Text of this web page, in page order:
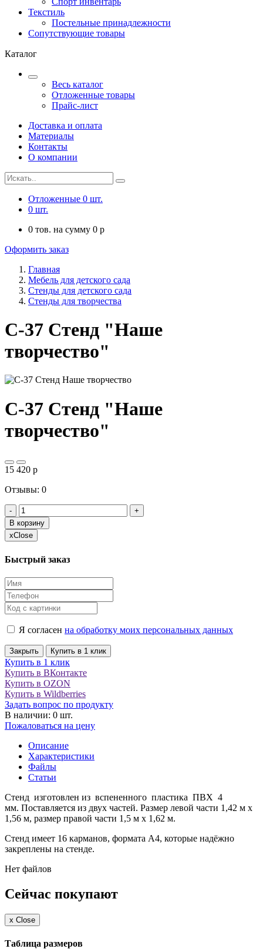
Текстиль
Постельные принадлежности
Сопутствующие товары
Каталог
Весь каталог
Отложенные товары
Прайс-лист
Доставка и оплата
Материалы
Контакты
О компании
Отложенные 0 шт.
0 шт.
0 тов. на сумму 0 p
Оформить заказ
Главная
Мебель для детского сада
Стенды для детского сада
Стенды для творчества
С-37 Стенд "Наше
творчество"
С-37 Стенд "Наше
творчество"
15 420 p
Отзывы: 0
-
+
В корзину
xClose
Быстрый заказ
Я согласен на обработку моих персональных данных
Закрыть Купить в 1 клик
Купить в 1 клик
Купить в ВКонтакте
Купить в OZON
Купить в Wildberries
Задать вопрос по продукту
В наличии: 0 шт.
Пожаловаться на цену
Описание
Характеристики
Файлы
Статьи
Стенд изготовлен из вспененного пластика ПВХ 4
мм. Поставляется из двух частей. Размер левой части 1,42 м х
1,56 м, размер правой части 1,5 м х 1,62 м.
Стенд имеет 16 карманов, формата А4, которые надёжно
закреплены на стенде.
Нет файлов
Сейчас покупают
x Close
Таблица размеров